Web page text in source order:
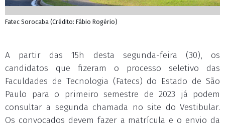
Fatec Sorocaba (Crédito: Fábio Rogério)
A partir das 15h desta segunda-feira (30), os
candidatos que fizeram o processo seletivo das
Faculdades de Tecnologia (Fatecs) do Estado de São
Paulo para o primeiro semestre de 2023 já podem
consultar a segunda chamada no site do Vestibular.
Os convocados devem fazer a matrícula e o envio da